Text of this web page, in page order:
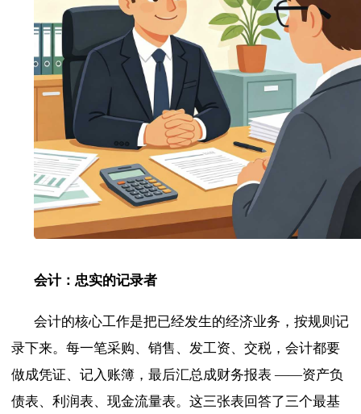
会计：忠实的记录者
会计的核心工作是把已经发生的经济业务，按规则记
录下来。每一笔采购、销售、发工资、交税，会计都要
做成凭证、记入账簿，最后汇总成财务报表 ——资产负
债表、利润表、现金流量表。这三张表回答了三个最基